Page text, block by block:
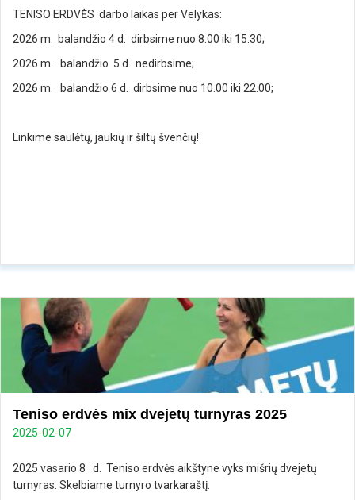
TENISO ERDVĖS darbo laikas per Velykas:
2026 m. balandžio 4 d. dirbsime nuo 8.00 iki 15.30;
2026 m. balandžio 5 d. nedirbsime;
2026 m. balandžio 6 d. dirbsime nuo 10.00 iki 22.00;
Linkime saulėtų, jaukių ir šiltų švenčių!
Teniso erdvės mix dvejetų turnyras 2025
2025-02-07
2025 vasario 8 d. Teniso erdvės aikštyne vyks mišrių dvejetų
turnyras. Skelbiame turnyro tvarkaraštį.